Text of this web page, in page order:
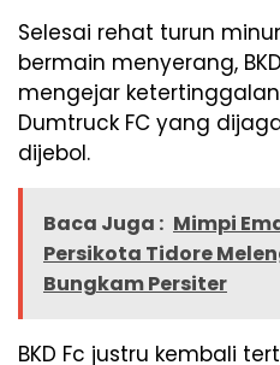
Selesai rehat turun
bermain menyerang,
mengejar
Dumtruck FC yang
dijebol.
Baca Juga : Mimpi
Persikota Tidore
Bungkam Persiter
BKD Fc justru kembali